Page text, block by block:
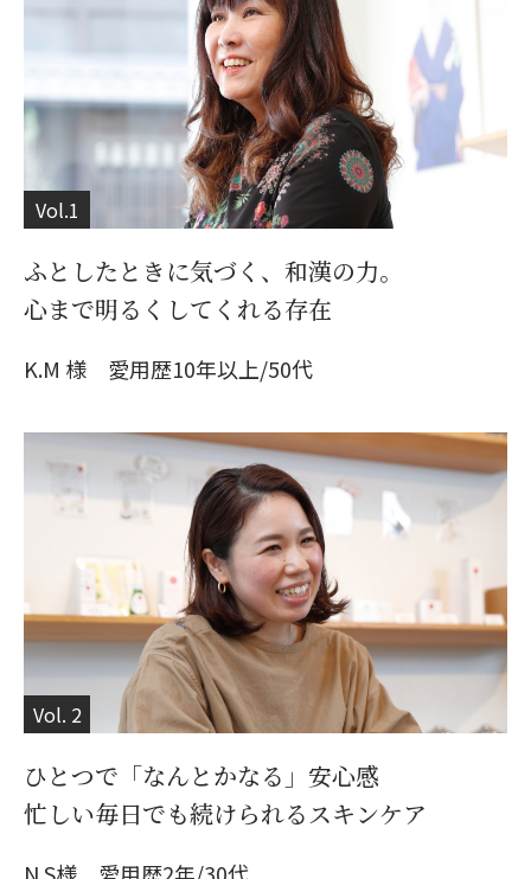
Vol.1
ふとしたときに気づく、和漢の力。
心まで明るくしてくれる存在
K.M 様 愛用歴10年以上/50代
Vol. 2
ひとつで「なんとかなる」安心感
忙しい毎日でも続けられるスキンケア